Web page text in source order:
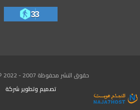
33
حقوق النشر محفوظة 2007 - 2022 © طنجة نيوز
تصميم وتطوير شركة